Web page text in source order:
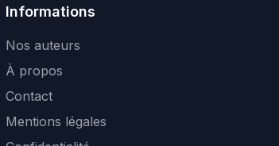
Informations
Nos auteurs
À propos
Contact
Mentions légales